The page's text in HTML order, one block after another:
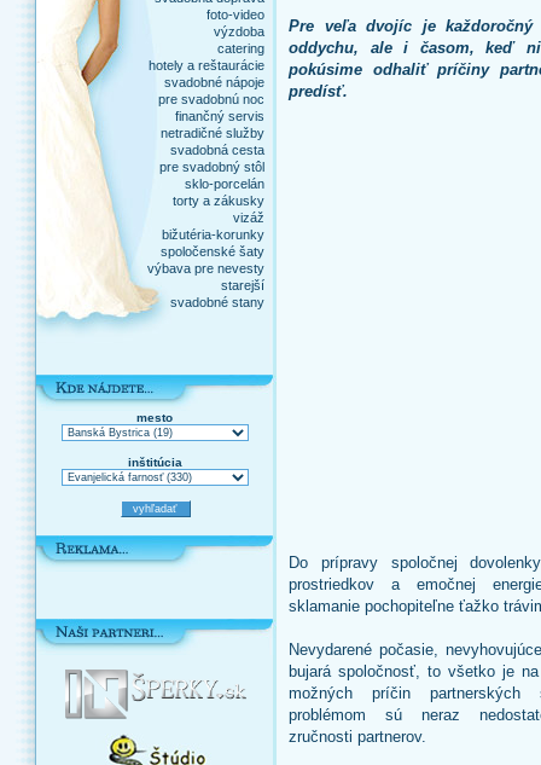
foto-video
výzdoba
catering
hotely a reštaurácie
svadobné nápoje
pre svadobnú noc
finančný servis
netradičné služby
svadobná cesta
pre svadobný stôl
sklo-porcelán
torty a zákusky
vizáž
bižutéria-korunky
spoločenské šaty
výbava pre nevesty
starejší
svadobné stany
mesto
inštitúcia
Pre veľa dvojíc je každoročný
oddychu, ale i časom, keď
pokúsime odhaliť príčiny
predísť.
Do prípravy spoločnej
prostriedkov a emočnej
sklamanie pochopiteľne ťažko
Nevydarené počasie,
bujará spoločnosť, to všetko je
možných príčin partnerských
problémom sú neraz
zručnosti partnerov.